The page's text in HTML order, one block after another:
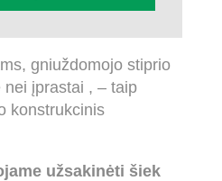
gniuždomojo stiprio
įprastai , – taip
konstrukcinis
užsakinėti šiek